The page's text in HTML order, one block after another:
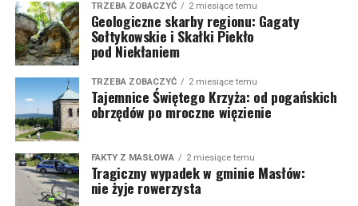
TRZEBA ZOBACZYĆ 2 miesiące temu
Geologiczne skarby regionu: Gagaty
Sołtykowskie i Skałki Piekło
pod Niekłaniem
TRZEBA ZOBACZYĆ 2 miesiące temu
Tajemnice Świętego Krzyża: od pogańskich
obrzędów po mroczne więzienie
FAKTY Z MASŁOWA 2 miesiące temu
Tragiczny wypadek w gminie Masłów:
nie żyje rowerzysta